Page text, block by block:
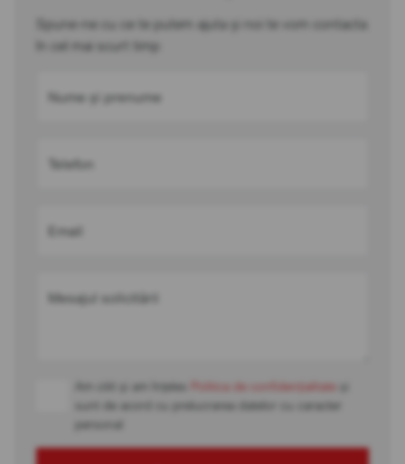
Spune-ne cu ce te putem ajuta și noi te vom contacta
în cel mai scurt timp
Nume și prenume
Telefon
Email
Mesajul solicitării
Am citit și am înțeles Politica de confidențialitate
sunt de acord cu prelucrarea datelor cu caracter
personal